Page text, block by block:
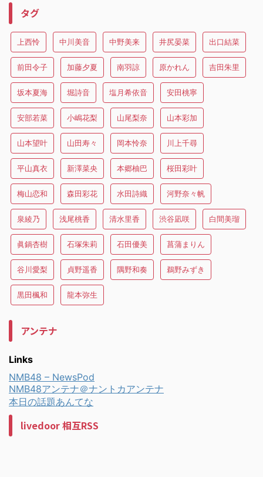
タグ
上西怜 中川美音 中野美来 井尻晏菜 出口結菜
前田令子 加藤夕夏 南羽諒 原かれん 吉田朱里
坂本夏海 堀詩音 塩月希依音 安田桃寧
安部若菜 小嶋花梨 山尾梨奈 山本彩加
山本望叶 山田寿々 岡本怜奈 川上千尋
平山真衣 新澤菜央 本郷柚巴 桜田彩叶
梅山恋和 森田彩花 水田詩織 河野奈々帆
泉綾乃 浅尾桃香 清水里香 渋谷凪咲 白間美瑠
眞鍋杏樹 石塚朱莉 石田優美 菖蒲まりん
谷川愛梨 貞野遥香 隅野和奏 鵜野みずき
黒田楓和 龍本弥生
アンテナ
Links
NMB48 – NewsPod
NMB48アンテナ＠ナントカアンテナ
本日の話題あんてな
livedoor 相互RSS